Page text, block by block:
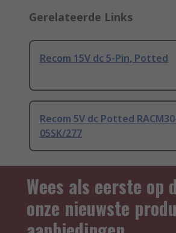
Gerelateerde Links
Recom 15V dc 5-Pin, Potted
Recom 5V dc Potted
05SK/277
Wees als eerste op
onze nieuwste